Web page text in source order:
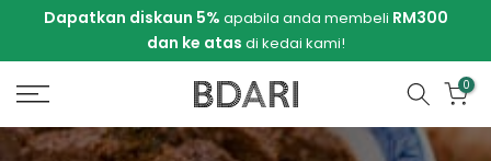
Langkau
RM300 Jangan lupa untuk melihat koleksi B-KAS baharu